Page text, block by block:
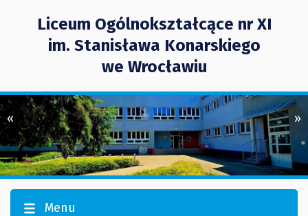
Liceum Ogólnokształcące nr XI
im. Stanisława Konarskiego
we Wrocławiu
« »
Menu